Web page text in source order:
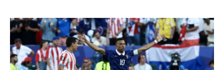
svjetsko prvenstvo 2026